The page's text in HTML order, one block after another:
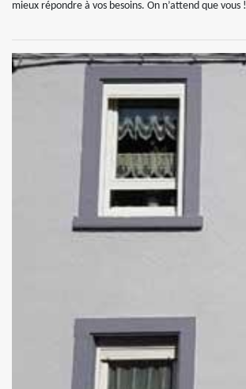
mieux répondre à vos besoins. On n’attend que vous !